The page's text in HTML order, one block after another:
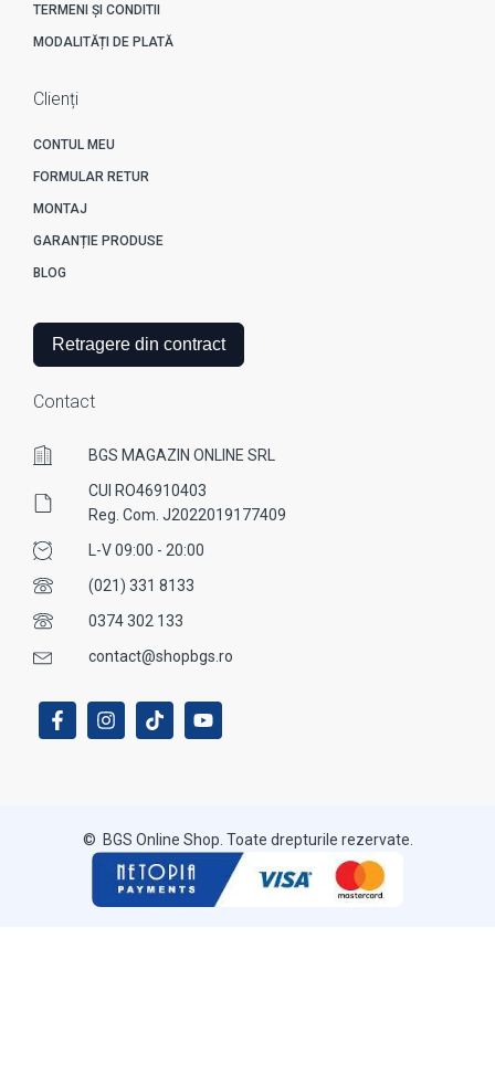
TERMENI ȘI CONDITII
MODALITĂȚI DE PLATĂ
Clienți
CONTUL MEU
FORMULAR RETUR
MONTAJ
GARANȚIE PRODUSE
BLOG
Retragere din contract
Contact
BGS MAGAZIN ONLINE SRL
CUI RO46910403
Reg. Com. J2022019177409
L-V 09:00 - 20:00
(021) 331 8133
0374 302 133
contact@shopbgs.ro
© BGS Online Shop. Toate drepturile rezervate.